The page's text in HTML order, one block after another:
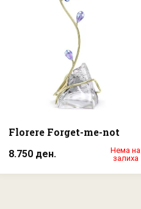
Florere Forget-me-not
8.750 ден.
Нема на
залиха